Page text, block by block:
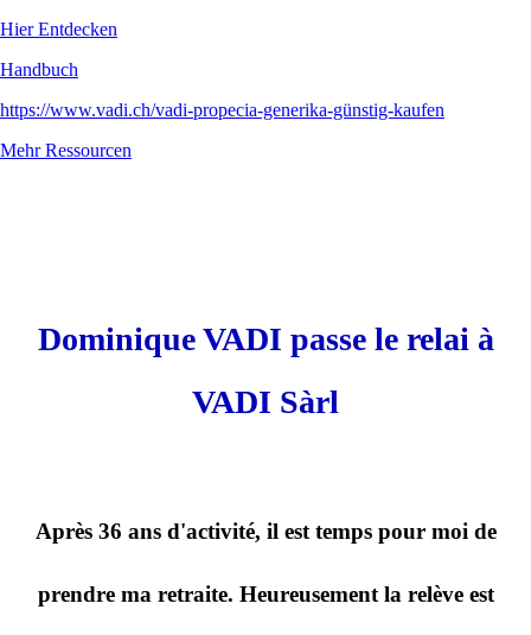
Hier Entdecken
Handbuch
https://www.vadi.ch/vadi-propecia-generika-günstig-kaufen
Mehr Ressourcen
Dominique VADI passe le relai à
VADI Sàrl
Après 36 ans d'activité, il est temps pour moi de
prendre ma retraite. Heureusement la relève est